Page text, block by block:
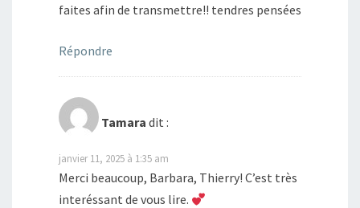
faites afin de transmettre!! tendres pensées
Répondre
Tamara dit :
janvier 11, 2025 à 1:35 am
Merci beaucoup, Barbara, Thierry! C’est très
interéssant de vous lire.